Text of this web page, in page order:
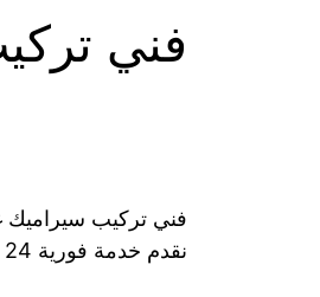
فني
فني تركيب سيراميك
نقدم خدمة فورية 24 ساعة وموديلات عالمية.